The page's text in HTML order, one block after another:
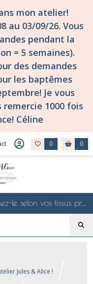
mon atelier!
au 03/09/26. Vous
pendant la
= 5 semaines).
des demandes
les baptêmes
Je vous
1000 fois
Céline
0 0
Choisissez un modèle et personnalisez-le selon vos tissus préférés de mes collections en ligne, je le confectionnerai selon vos souhaits
Jules & Alice !